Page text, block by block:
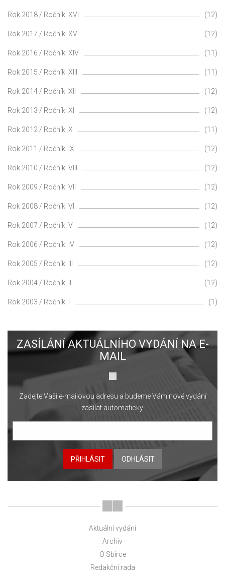
Rok 2018 / Ročník: XVI (12)
Rok 2017 / Ročník: XV (12)
Rok 2016 / Ročník: XIV (11)
Rok 2015 / Ročník: XIII (11)
Rok 2014 / Ročník: XII (12)
Rok 2013 / Ročník: XI (12)
Rok 2012 / Ročník: X (11)
Rok 2011 / Ročník: IX (12)
Rok 2010 / Ročník: VIII (12)
Rok 2009 / Ročník: VII (12)
Rok 2008 / Ročník: VI (12)
Rok 2007 / Ročník: V (12)
Rok 2006 / Ročník: IV (12)
Rok 2005 / Ročník: III (12)
Rok 2004 / Ročník: II (12)
Rok 2003 / Ročník: I (1)
ZASÍLÁNÍ AKTUÁLNÍHO VYDÁNÍ NA E-
MAIL
Zadejte Vaši e-mailovou adresu a budeme Vám nové vydání
zasílat automaticky.
PŘIHLÁSIT ODHLÁSIT
Aktuální vydání
Archiv
O Sbírce
Redakční rada